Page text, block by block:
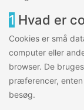
1 Hvad er
Cookies er små
computer eller
browser. De
præferencer,
besøg.